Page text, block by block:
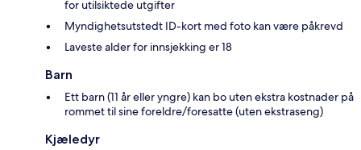
for utilsiktede utgifter
Myndighetsutstedt ID-kort med foto kan være påkrevd
Laveste alder for innsjekking er 18
Barn
Ett barn (11 år eller yngre) kan bo uten ekstra kostnader på
rommet til sine foreldre/foresatte (uten ekstraseng)
Kjæledyr